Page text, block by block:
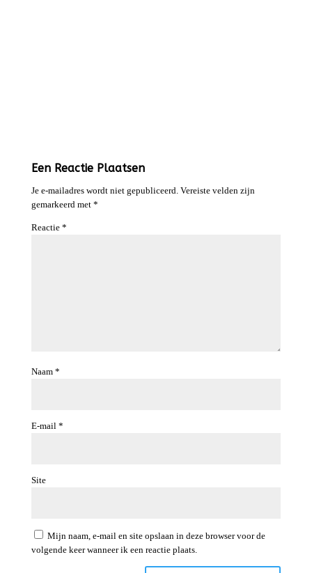
Een Reactie Plaatsen
Je e-mailadres wordt niet gepubliceerd. Vereiste velden zijn
gemarkeerd met *
Reactie *
Naam *
E-mail *
Site
Mijn naam, e-mail en site opslaan in deze browser voor de
volgende keer wanneer ik een reactie plaats.